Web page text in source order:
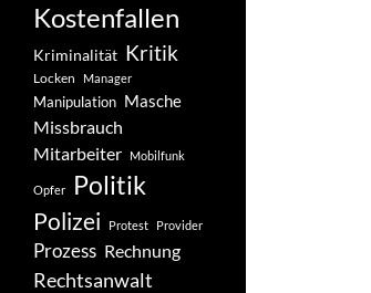
Kostenfallen
Kriminalität Kritik
Locken Manager
Manipulation Masche
Missbrauch
Mitarbeiter
Mobilfunk
Opfer Politik
Polizei Protest Provider
Prozess Rechnung
Rechtsanwalt